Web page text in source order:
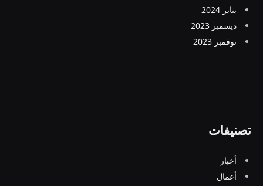
يناير 2024
ديسمبر 2023
نوفمبر 2023
تصنيفات
أخبار
أعمال